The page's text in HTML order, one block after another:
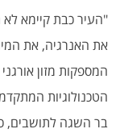
"העיר כבת קיימא
את האנרגיה, את
המספקות מזון
הטכנולוגיות
בר השגה לתושבים,